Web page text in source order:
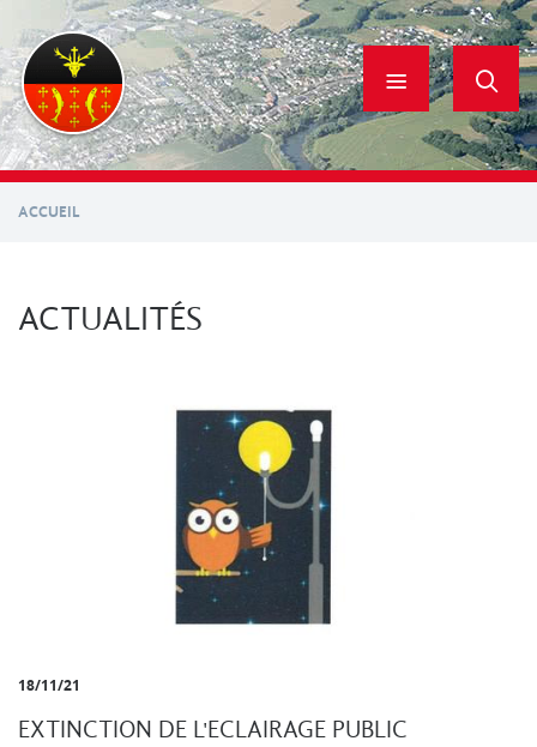
contenu
principal
ACCUEIL
ACTUALITÉS
18/11/21
EXTINCTION DE L'ECLAIRAGE PUBLIC